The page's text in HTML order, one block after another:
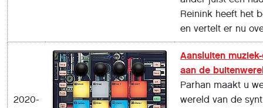
Reinink heeft het
en vertelt er nu
2020-
Aansluiten
aan de
Parhan maakt u
wereld van de